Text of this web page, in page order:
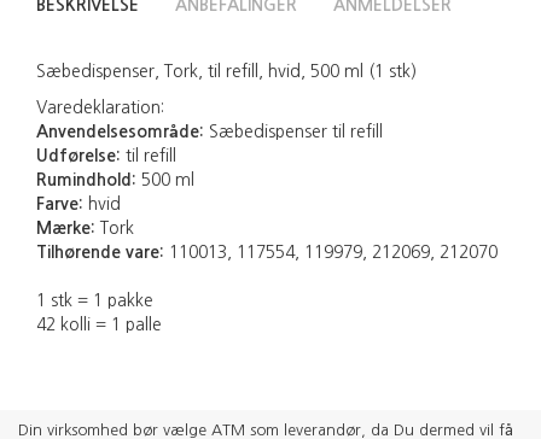
BESKRIVELSE ANBEFALINGER ANMELDELSER
Sæbedispenser, Tork, til refill, hvid, 500 ml (1 stk)
Varedeklaration:
Anvendelsesområde: Sæbedispenser til refill
Udførelse: til refill
Rumindhold: 500 ml
Farve: hvid
Mærke: Tork
Tilhørende vare: 110013, 117554, 119979, 212069, 212070
1 stk = 1 pakke
42 kolli = 1 palle
Din virksomhed bør vælge ATM som leverandør, da Du dermed vil få